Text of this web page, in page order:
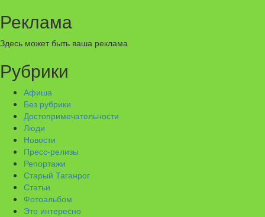
Реклама
Здесь может быть ваша реклама
Рубрики
Афиша
Без рубрики
Достопримечательности
Люди
Новости
Пресс-релизы
Репортажи
Старый Таганрог
Статьи
Фотоальбом
Это интересно